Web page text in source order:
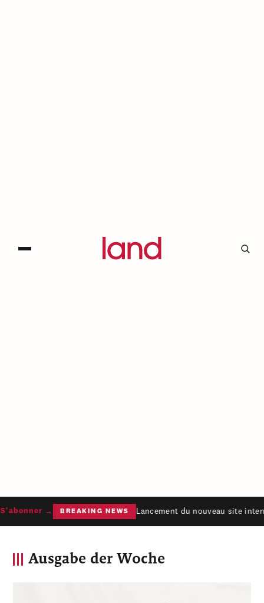
→ BREAKING NEWS Lancement du nouveau site
Ausgabe der Woche